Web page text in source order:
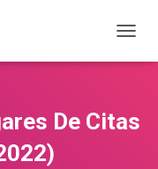
A
A
De Citas